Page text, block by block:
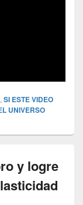
, SI ESTE VIDEO
UNIVERSO
y logre